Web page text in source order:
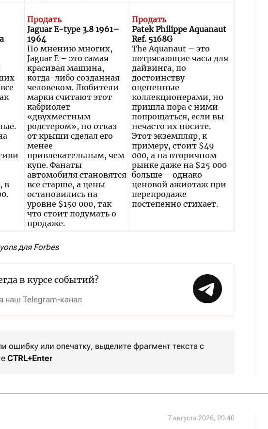
в
Продать
Jaguar E-type 3.8 1961–
1964
По мнению многих,
Jaguar E – это самая
красивая машина,
когда-либо созданная
человеком. Любители
марки считают этот
кабриолет
«двухместным
родстером», но отказ
от крыши сделал его
менее
привлекательным, чем
купе. Фанаты
автомобиля становятся
все старше, а цены
остановились на
уровне $150 000, так
что стоит подумать о
продаже.
Продать
Patek Philippe Aquanaut
Ref. 5168G
The Aquanaut – это
потрясающие часы для
дайвинга, по
достоинству
оцененные
коллекционерами, но
пришла пора с ними
попрощаться, если вы
нечасто их носите.
Этот экземпляр, к
примеру, стоит $49
000, а на вторичном
рынке даже на $25 000
больше – однако
ценовой ажиотаж при
перепродаже
постепенно стихает.
для Forbes
в курсе событий?
наш Telegram-канал
ошибку или опечатку, выделите фрагмент текста с
CTRL+Enter
7 августа 2026, 20:40